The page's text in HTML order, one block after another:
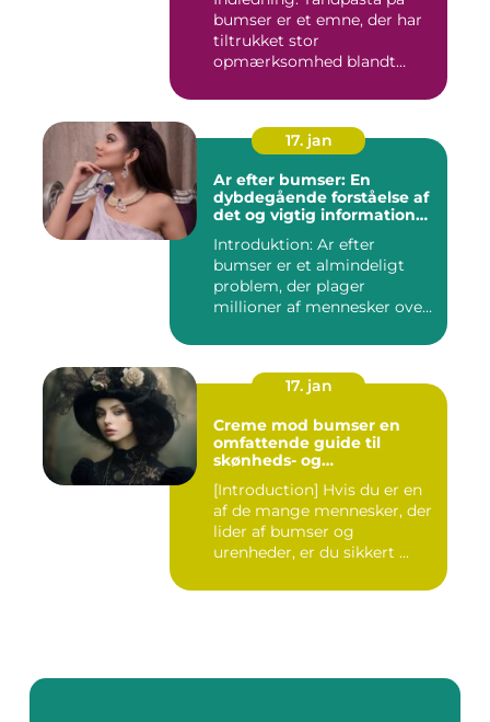
bumser er et emne, der har
tiltrukket stor
opmærksomhed blandt
17. jan
Ar efter bumser: En
dybdegående forståelse af
det og vigtig information
Introduktion: Ar efter
bumser er et almindeligt
problem, der plager
millioner af mennesker over
17. jan
Creme mod bumser en
omfattende guide til
skønheds- og
[Introduction] Hvis du er en
af de mange mennesker, der
lider af bumser og
urenheder, er du sikkert ...